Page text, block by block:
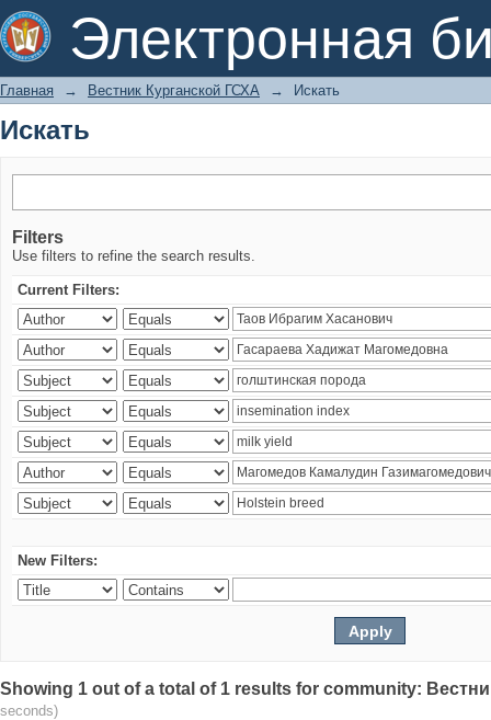
Электронная
Искать
Главная → Вестник Курганской ГСХА → Искать
Искать
Filters
Use filters to refine the search results.
Current Filters:
New Filters:
Showing 1 out of a total of 1 results for community:
seconds)